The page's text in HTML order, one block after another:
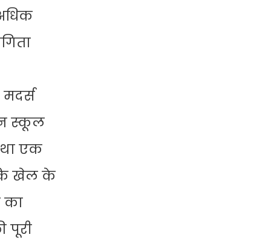
अधिक
स्कूल
एक
कि खेल के
का
पूरी